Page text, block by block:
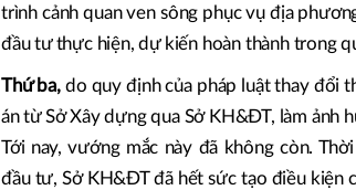
trình cảnh quan ven sông phục vụ địa
đầu tư thực hiện, dự kiến hoàn thành trong
Thứ ba, do quy định của pháp luật thay đổi
án từ Sở Xây dựng qua Sở KH&ĐT, làm ảnh
Tới nay, vướng mắc này đã không còn.
đầu tư, Sở KH&ĐT đã hết sức tạo điều kiện